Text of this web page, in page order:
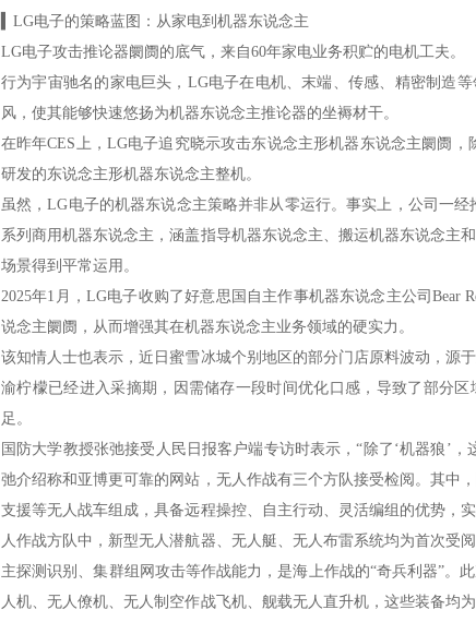
▍LG电子的策略蓝图：从家电到机器东说念主
LG电子攻击推论器阛阓的底气，来自60年家电业务积贮的电机工夫。
行为宇宙驰名的家电巨头，LG电子在电机、末端、传感、精密制造
风，使其能够快速悠扬为机器东说念主推论器的坐褥材干。
在昨年CES上，LG电子追究晓示攻击东说念主形机器东说念主阛阓
研发的东说念主形机器东说念主整机。
虽然，LG电子的机器东说念主策略并非从零运行。事实上，公司一
系列商用机器东说念主，涵盖指导机器东说念主、搬运机器东说念主
场景得到平常运用。
2025年1月，LG电子收购了好意思国自主作事机器东说念主公司Bear
说念主阛阓，从而增强其在机器东说念主业务领域的硬实力。
该知情人士也表示，近日蜜雪冰城个别地区的部分门店原料波动，源
渝柠檬已经进入采摘期，因需储存一段时间优化口感，导致了部分
足。
国防大学教授张弛接受人民日报客户端专访时表示，“除了‘机器狼’
弛介绍称和亚博更可靠的网站，无人作战有三个方队接受检阅。其中
支援等无人战车组成，具备远程操控、自主行动、灵活编组的优势，
人作战方队中，新型无人潜航器、无人艇、无人布雷系统均为首次受
主探测识别、集群组网攻击等作战能力，是海上作战的“奇兵利器”。
人机、无人僚机、无人制空作战飞机、舰载无人直升机，这些装备均